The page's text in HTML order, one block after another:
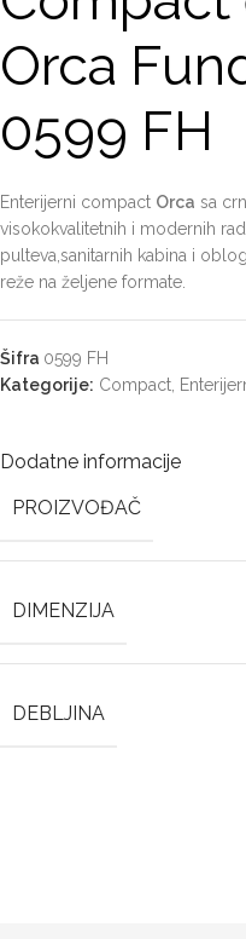
Orca
0599 FH
Enterijerni compact Orca sa
visokokvalitetnih i modernih
pulteva,sanitarnih kabina i
reže na željene formate.
Šifra 0599 FH
Kategorije: Compact
Dodatne informacije
PROIZVOĐAČ
DIMENZIJA
DEBLJINA